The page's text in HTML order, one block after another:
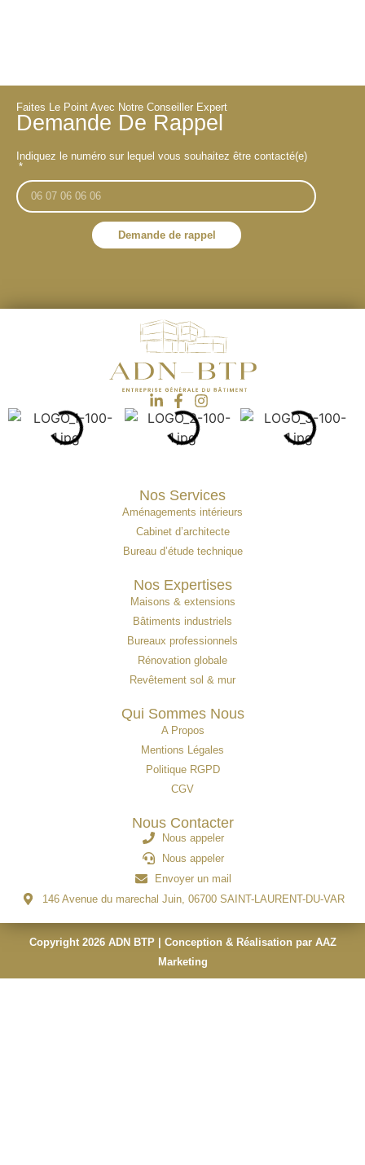
Faites Le Point Avec Notre Conseiller Expert
Demande De Rappel
Indiquez le numéro sur lequel vous souhaitez être contacté(e)
Demande de rappel
Nos Services
Aménagements intérieurs
Cabinet d’architecte
Bureau d’étude technique
Nos Expertises
Maisons & extensions
Bâtiments industriels
Bureaux professionnels
Rénovation globale
Revêtement sol & mur
Qui Sommes Nous
A Propos
Mentions Légales
Politique RGPD
CGV
Nous Contacter
Nous appeler
Nous appeler
Envoyer un mail
146 Avenue du marechal Juin, 06700 SAINT-LAURENT-DU-VAR
Copyright 2026 ADN BTP | Conception & Réalisation par AAZ
Marketing